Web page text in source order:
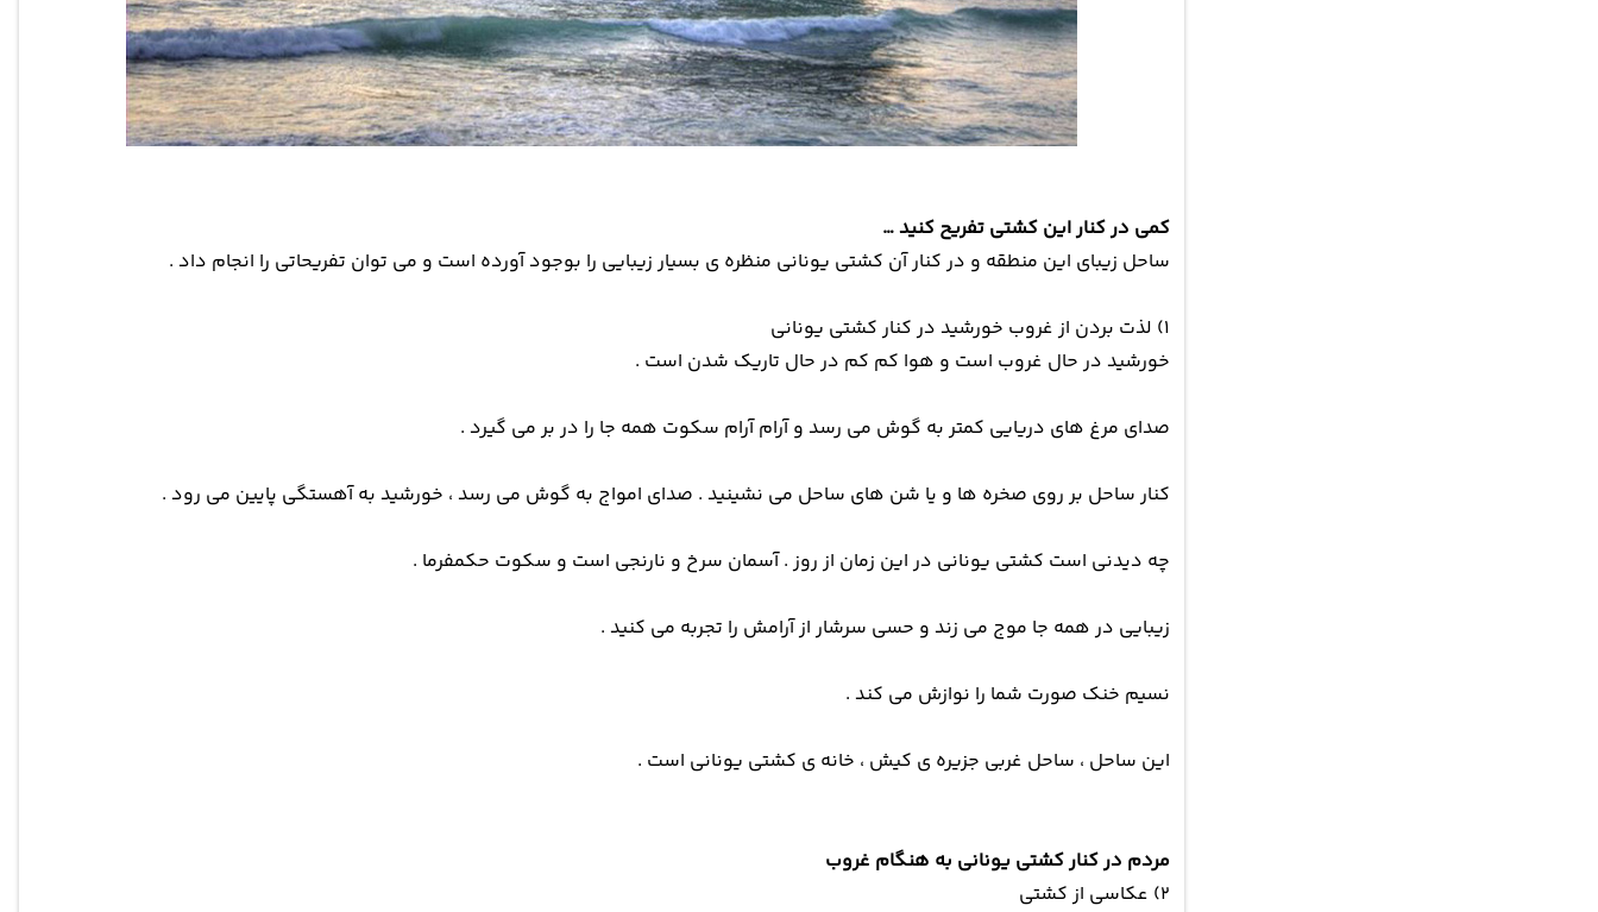
کمی در کنار این کشتی تفریح کنید …
ساحل زیبای این منطقه و در کنار آن کشتی یونانی منظره ی بسیار زیبایی را بوجود آورده است و می توان تفریحاتی را انجام داد .
۱) لذت بردن از غروب خورشید در کنار کشتی یونانی
خورشید در حال غروب است و هوا کم کم در حال تاریک شدن است .
صدای مرغ های دریایی کمتر به گوش می رسد و آرام آرام سکوت همه جا را در بر می گیرد .
کنار ساحل بر روی صخره ها و یا شن های ساحل می نشینید . صدای امواج به گوش می رسد ، خورشید به آهستگی پایین می رود .
چه دیدنی است کشتی یونانی در این زمان از روز . آسمان سرخ و نارنجی است و سکوت حکمفرما .
زیبایی در همه جا موج می زند و حسی سرشار از آرامش را تجربه می کنید .
نسیم خنک صورت شما را نوازش می کند .
این ساحل ، ساحل غربی جزیره ی کیش ، خانه ی کشتی یونانی است .
مردم در کنار کشتی یونانی به هنگام غروب
۲) عکاسی از کشتی